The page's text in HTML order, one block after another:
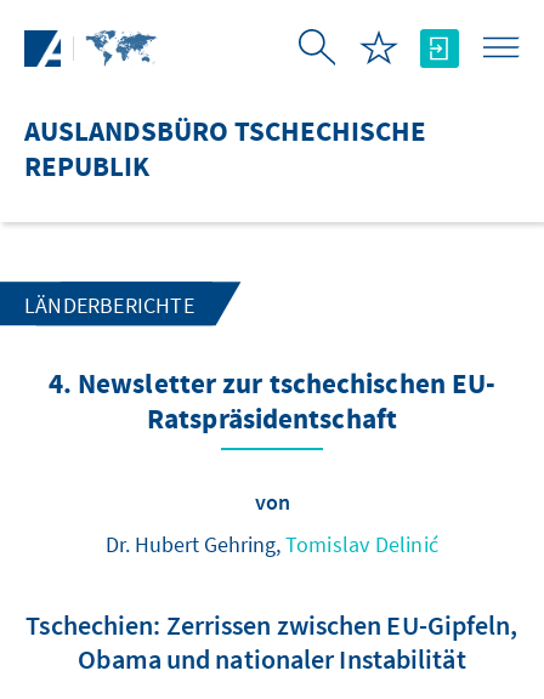
AUSLANDSBÜRO TSCHECHISCHE
REPUBLIK
LÄNDERBERICHTE
4. Newsletter zur tschechischen EU-
Ratspräsidentschaft
von
Dr. Hubert Gehring,Tomislav Delinić
Tschechien: Zerrissen zwischen EU-Gipfeln,
Obama und nationaler Instabilität